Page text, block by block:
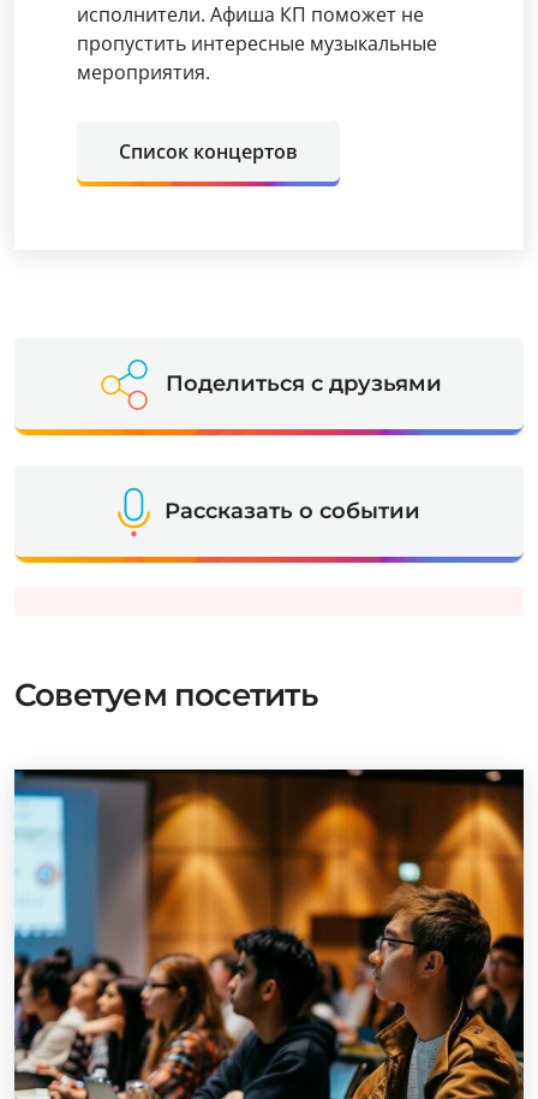
исполнители. Афиша КП поможет не
пропустить интересные музыкальные
мероприятия.
Список концертов
Поделиться с друзьями
Рассказать о событии
Советуем посетить